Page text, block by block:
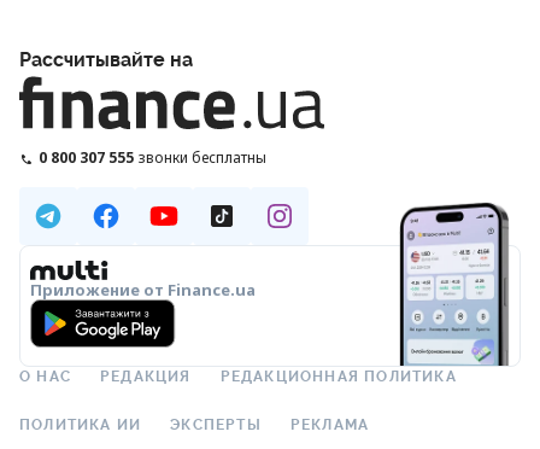
Рассчитывайте на
0 800 307 555 звонки бесплатны
Приложение от Finance.ua
О НАС РЕДАКЦИЯ РЕДАКЦИОННАЯ ПОЛИТИКА
ПОЛИТИКА ИИ ЭКСПЕРТЫ РЕКЛАМА